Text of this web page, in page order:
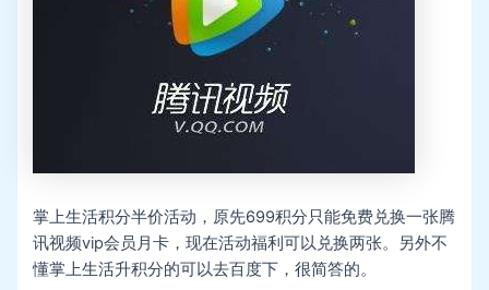
掌上生活积分半价活动，原先699积分只能免费兑换一张腾
讯视频vip会员月卡，现在活动福利可以兑换两张。另外不
懂掌上生活升积分的可以去百度下，很简答的。